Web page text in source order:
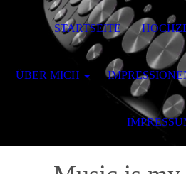
STARTSEITE
ÜBER MICH